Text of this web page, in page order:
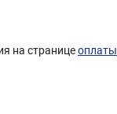
на страницеоплаты